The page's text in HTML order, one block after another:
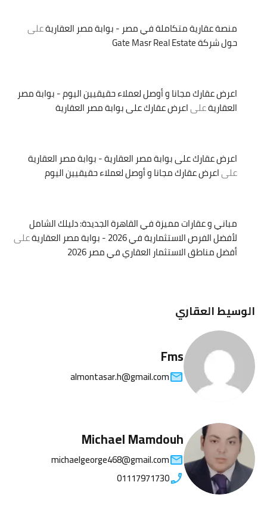
منصة عقارية متكاملة في مصر - بوابة مصر العقاريةعلى
حول شركة Gate Masr Real Estate
اعرض عقارك مجانا و أوصل لعملاء حقيقيين اليوم - بوابة مصر
العقاريةعلىاعرض عقارك على بوابة مصر العقارية
اعرض عقارك على بوابة مصر العقارية - بوابة مصر العقارية
علىاعرض عقارك مجانا و أوصل لعملاء حقيقيين اليوم
مباني و عقارات مميزة في القاهرة الجديدة: دليلك الشامل
لأفضل الفرص الاستثمارية في 2026 - بوابة مصر العقارية
على
أفضل مناطق الاستثمار العقاري في مصر 2026
الوسيط العقاري
Fms
almontasar.h@gmail.com
Michael Mamdouh
michaelgeorge468@gmail.com
01117971730